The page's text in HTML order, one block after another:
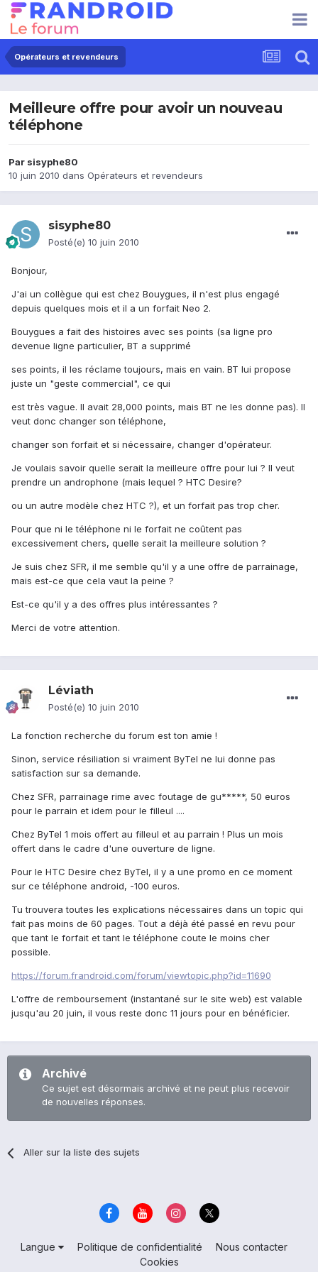
Opérateurs et revendeurs
Meilleure offre pour avoir un nouveau
téléphone
Par sisyphe80
10 juin 2010 dans Opérateurs et revendeurs
sisyphe80
Posté(e) 10 juin 2010
Bonjour,
J'ai un collègue qui est chez Bouygues, il n'est plus engagé
depuis quelques mois et il a un forfait Neo 2.
Bouygues a fait des histoires avec ses points (sa ligne pro
devenue ligne particulier, BT a supprimé
ses points, il les réclame toujours, mais en vain. BT lui propose
juste un "geste commercial", ce qui
est très vague. Il avait 28,000 points, mais BT ne les donne pas). Il
veut donc changer son téléphone,
changer son forfait et si nécessaire, changer d'opérateur.
Je voulais savoir quelle serait la meilleure offre pour lui ? Il veut
prendre un androphone (mais lequel ? HTC Desire?
ou un autre modèle chez HTC ?), et un forfait pas trop cher.
Pour que ni le téléphone ni le forfait ne coûtent pas
excessivement chers, quelle serait la meilleure solution ?
Je suis chez SFR, il me semble qu'il y a une offre de parrainage,
mais est-ce que cela vaut la peine ?
Est-ce qu'il y a des offres plus intéressantes ?
Merci de votre attention.
Léviath
Posté(e) 10 juin 2010
La fonction recherche du forum est ton amie !
Sinon, service résiliation si vraiment ByTel ne lui donne pas
satisfaction sur sa demande.
Chez SFR, parrainage rime avec foutage de gu*****, 50 euros
pour le parrain et idem pour le filleul ....
Chez ByTel 1 mois offert au filleul et au parrain ! Plus un mois
offert dans le cadre d'une ouverture de ligne.
Pour le HTC Desire chez ByTel, il y a une promo en ce moment
sur ce téléphone android, -100 euros.
Tu trouvera toutes les explications nécessaires dans un topic qui
fait pas moins de 60 pages. Tout a déjà été passé en revu pour
que tant le forfait et tant le téléphone coute le moins cher
possible.
https://forum.frandroid.com/forum/viewtopic.php?id=11690
L'offre de remboursement (instantané sur le site web) est valable
jusqu'au 20 juin, il vous reste donc 11 jours pour en bénéficier.
Archivé
Ce sujet est désormais archivé et ne peut plus recevoir
de nouvelles réponses.
Aller sur la liste des sujets
Langue Politique de confidentialité
Nous contacter
Cookies